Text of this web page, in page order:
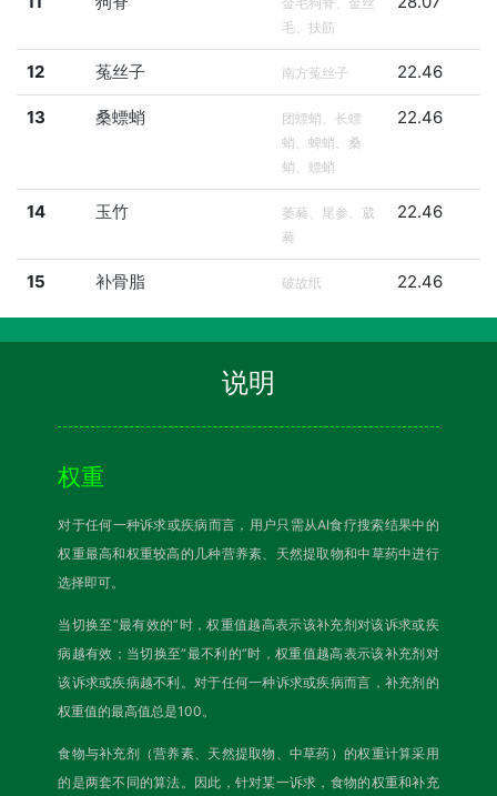
毛、扶筋
12 菟丝子 南方菟丝子 22.46
13 桑螵蛸
团螵蛸、长螵
蛸、蜱蛸、桑
蛸、螵蛸
22.46
14 玉竹
萎蕤、尾参、葳
蕤
22.46
15 补骨脂 破故纸 22.46
说明
权重
对于任何一种诉求或疾病而言，用户只需从AI食疗搜索结果中的
权重最高和权重较高的几种营养素、天然提取物和中草药中进行
选择即可。
当切换至“最有效的”时，权重值越高表示该补充剂对该诉求或疾
病越有效；当切换至“最不利的”时，权重值越高表示该补充剂对
该诉求或疾病越不利。对于任何一种诉求或疾病而言，补充剂的
权重值的最高值总是100。
食物与补充剂（营养素、天然提取物、中草药）的权重计算采用
的是两套不同的算法。因此，针对某一诉求，食物的权重和补充